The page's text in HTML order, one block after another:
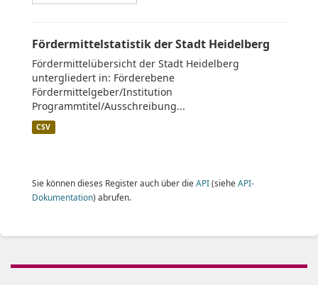
Fördermittelstatistik der Stadt Heidelberg
Fördermittelübersicht der Stadt Heidelberg
untergliedert in: Förderebene
Fördermittelgeber/Institution
Programmtitel/Ausschreibung...
CSV
Sie können dieses Register auch über die API(siehe API-
Dokumentation) abrufen.